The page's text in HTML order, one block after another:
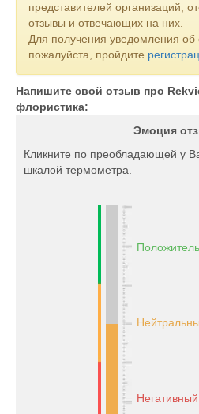
представителей организаций,
отзывы и отвечающих на них.
Для получения уведомления об
пожалуйста, пройдите
Напишите свой отзыв про
флористика:
Эмоция
Кликните по преобладающей у
шкалой термометра.